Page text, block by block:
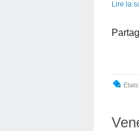
Lire la